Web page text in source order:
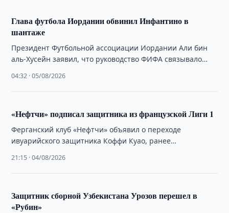
Глава футбола Иордании обвинил Инфантино в
шантаже
Президент Футбольной ассоциации Иордании Али бин
аль-Хусейн заявил, что руководство ФИФА связывало
Инфантино.
04:32 · 05/08/2026
«Нефтчи» подписал защитника из французской Лиги 1
Ферганский клуб «Нефтчи» объявил о переходе
ивуарийского защитника Коффи Куао, ранее
21:15 · 04/08/2026
Защитник сборной Узбекистана Урозов перешел в
«Рубин»